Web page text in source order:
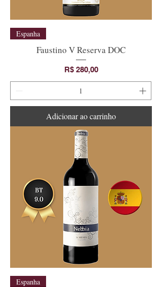
Espanha
Faustino V Reserva DOC
Preço
R$ 280,00
Adicionar ao carrinho
Espanha